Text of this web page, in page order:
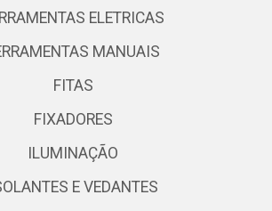
ELETRICAS
MANUAIS
FITAS
FIXADORES
ILUMINAÇÃO
E VEDANTES